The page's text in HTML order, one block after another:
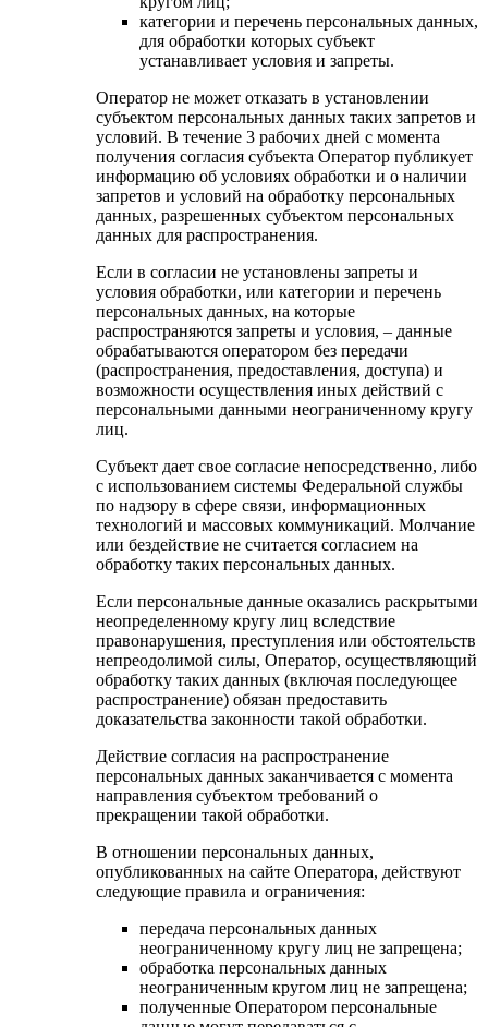
категории и перечень персональных данных,
для обработки которых субъект
устанавливает условия и запреты.
Оператор не может отказать в установлении
субъектом персональных данных таких запретов и
условий. В течение 3 рабочих дней с момента
получения согласия субъекта Оператор публикует
информацию об условиях обработки и о наличии
запретов и условий на обработку персональных
данных, разрешенных субъектом персональных
данных для распространения.
Если в согласии не установлены запреты и
условия обработки, или категории и перечень
персональных данных, на которые
распространяются запреты и условия, – данные
обрабатываются оператором без передачи
(распространения, предоставления, доступа) и
возможности осуществления иных действий с
персональными данными неограниченному кругу
лиц.
Субъект дает свое согласие непосредственно, либо
с использованием системы Федеральной службы
по надзору в сфере связи, информационных
технологий и массовых коммуникаций. Молчание
или бездействие не считается согласием на
обработку таких персональных данных.
Если персональные данные оказались раскрытыми
неопределенному кругу лиц вследствие
правонарушения, преступления или обстоятельств
непреодолимой силы, Оператор, осуществляющий
обработку таких данных (включая последующее
распространение) обязан предоставить
доказательства законности такой обработки.
Действие согласия на распространение
персональных данных заканчивается с момента
направления субъектом требований о
прекращении такой обработки.
В отношении персональных данных,
опубликованных на сайте Оператора, действуют
следующие правила и ограничения:
передача персональных данных
неограниченному кругу лиц не запрещена;
обработка персональных данных
неограниченным кругом лиц не запрещена;
полученные Оператором персональные